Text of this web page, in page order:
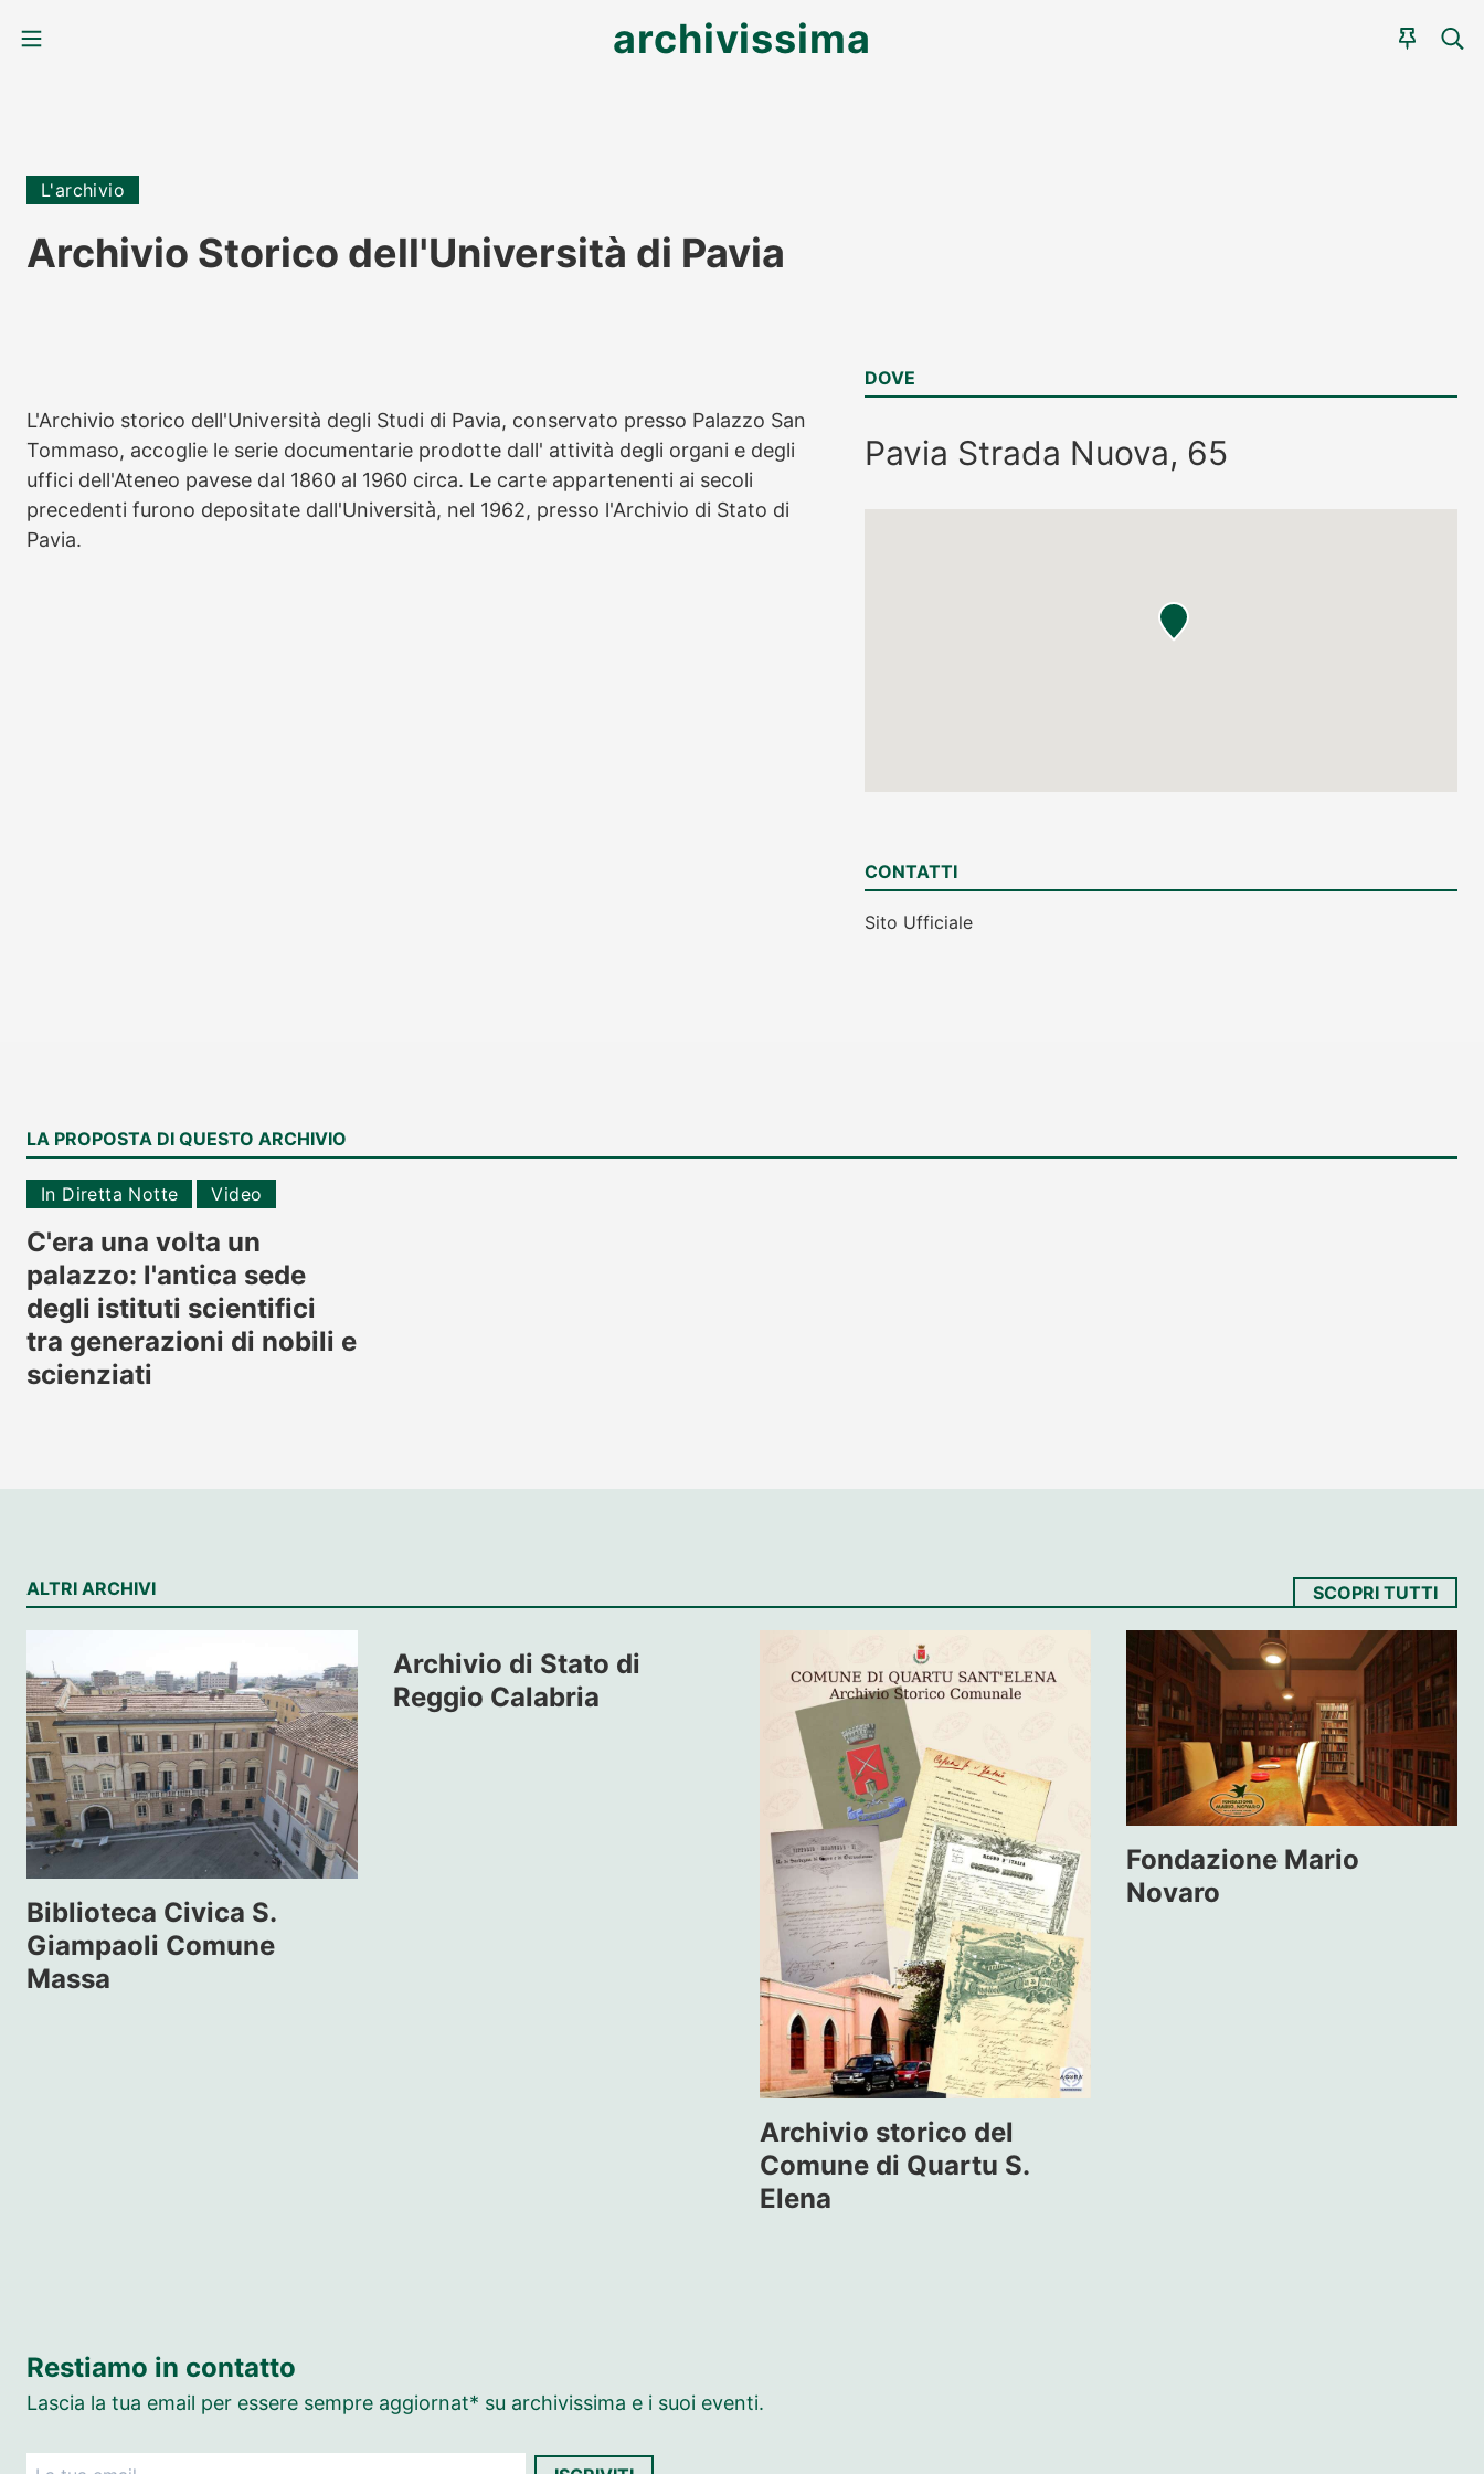
MENU archivissima
L'archivio
Archivio Storico dell'Università di Pavia
L'Archivio storico dell'Università degli Studi di Pavia, conservato presso Palazzo San
Tommaso, accoglie le serie documentarie prodotte dall' attività degli organi e degli
uffici dell'Ateneo pavese dal 1860 al 1960 circa. Le carte appartenenti ai secoli
precedenti furono depositate dall'Università, nel 1962, presso l'Archivio di Stato di
Pavia.
DOVE
Pavia Strada Nuova, 65
CONTATTI
Sito Ufficiale
LA PROPOSTA DI QUESTO ARCHIVIO
In Diretta Notte Video
C'era una volta un
palazzo: l'antica sede
degli istituti scientifici
tra generazioni di nobili e
scienziati
ALTRI ARCHIVI SCOPRI TUTTI
Biblioteca Civica S.
Giampaoli Comune
Massa
Archivio di Stato di
Reggio Calabria
Archivio storico del
Comune di Quartu S.
Elena
Fondazione Mario
Novaro
Restiamo in contatto
Lascia la tua email per essere sempre aggiornat* su archivissima e i suoi eventi.